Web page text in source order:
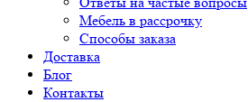
Мебель в рассрочку
Способы заказа
Доставка
Блог
Контакты